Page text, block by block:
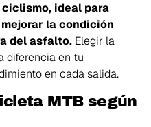
ideal para
la condición
del asfalto. Elegir la
diferencia en tu
en cada salida.
MTB según